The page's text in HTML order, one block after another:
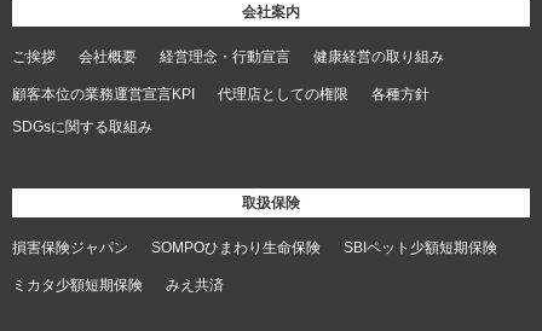
会社案内
ご挨拶 会社概要 経営理念・行動宣言 健康経営の取り組み
顧客本位の業務運営宣言KPI 代理店としての権限
各種方針
SDGsに関する取組み
取扱保険
損害保険ジャパン SOMPOひまわり生命保険 SBIペット少額短期保険
ミカタ少額短期保険 みえ共済